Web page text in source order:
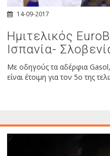
14-09-2017
Ημιτελικός
Ισπανία-
Με οδηγούς τα αδέρφια
είναι έτοιμη για τον 5ο της